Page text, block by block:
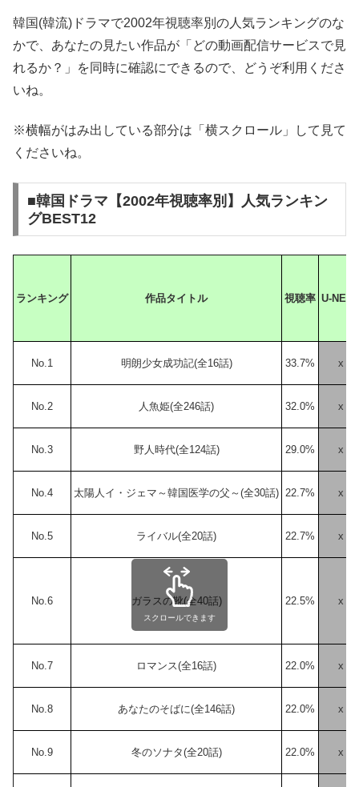
韓国(韓流)ドラマで2002年視聴率別の人気ランキングのな
かで、あなたの見たい作品が「どの動画配信サービスで見
れるか？」を同時に確認にできるので、どうぞ利用くださ
いね。
※横幅がはみ出している部分は「横スクロール」して見て
くださいね。
■韓国ドラマ【2002年視聴率別】人気ランキン
グBEST12
ランキング 作品タイトル 視聴率 U-NEXT
No.1 明朗少女成功記(全16話) 33.7% x
No.2 人魚姫(全246話) 32.0% x
No.3 野人時代(全124話) 29.0% x
No.4 太陽人イ・ジェマ～韓国医学の父～(全30話) 22.7% x
No.5 ライバル(全20話) 22.7% x
No.6 ガラスの靴(全40話) 22.5% x
No.7 ロマンス(全16話) 22.0% x
No.8 あなたのそばに(全146話) 22.0% x
No.9 冬のソナタ(全20話) 22.0% x
スクロールできます